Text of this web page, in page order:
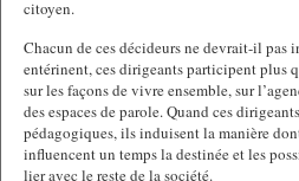
citoyen.
Chacun de ces décideurs ne devrait-il pas
entérinent, ces dirigeants participent plus
sur les façons de vivre ensemble, sur
des espaces de parole. Quand ces
pédagogiques, ils induisent la manière
influencent un temps la destinée et les
lier avec le reste de la société.